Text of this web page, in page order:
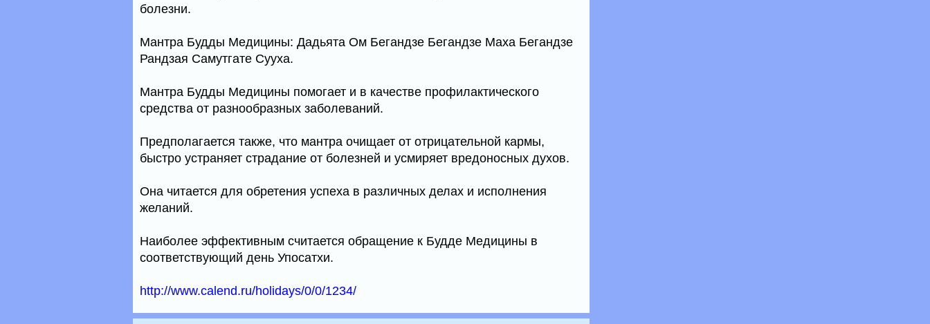
болезни.
Мантра Будды Медицины: Дадьята Ом Бегандзе Бегандзе Маха Бегандзе
Рандзая Самутгате Сууха.
Мантра Будды Медицины помогает и в качестве профилактического
средства от разнообразных заболеваний.
Предполагается также, что мантра очищает от отрицательной кармы,
быстро устраняет страдание от болезней и усмиряет вредоносных духов.
Она читается для обретения успеха в различных делах и исполнения
желаний.
Наиболее эффективным считается обращение к Будде Медицины в
соответствующий день Упосатхи.
http://www.calend.ru/holidays/0/0/1234/